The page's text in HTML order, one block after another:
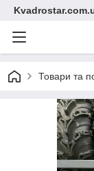
Товари та